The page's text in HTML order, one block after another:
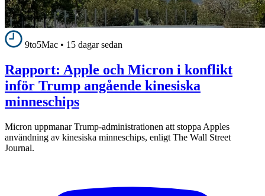
9to5Mac • 15 dagar sedan
Rapport: Apple och Micron i konflikt
inför Trump angående kinesiska
minneschips
Micron uppmanar Trump-administrationen att stoppa Apples
användning av kinesiska minneschips, enligt The Wall Street
Journal.